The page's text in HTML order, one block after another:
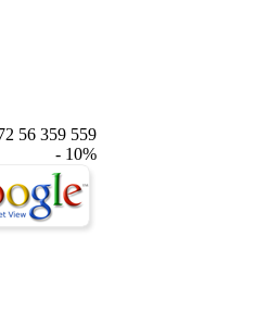
56 359 559
- 10%